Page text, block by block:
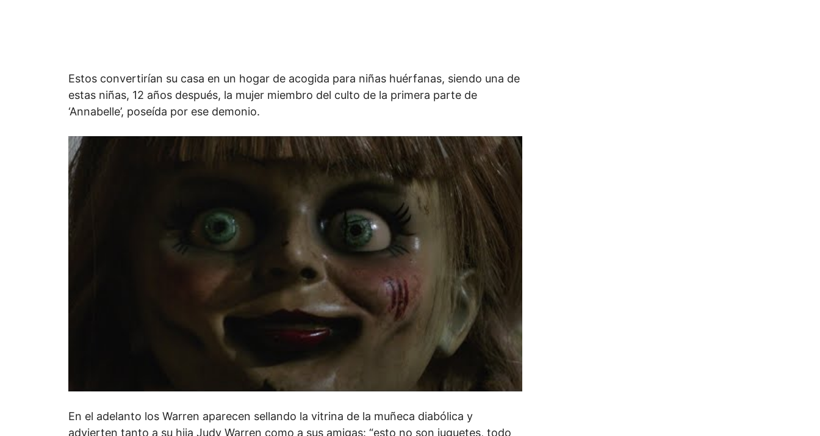
Estos convertirían su casa en un hogar de acogida para niñas huérfanas, siendo una de
estas niñas, 12 años después, la mujer miembro del culto de la primera parte de
‘Annabelle’, poseída por ese demonio.
En el adelanto los Warren aparecen sellando la vitrina de la muñeca diabólica y
advierten tanto a su hija Judy Warren como a sus amigas: “esto no son juguetes, todo